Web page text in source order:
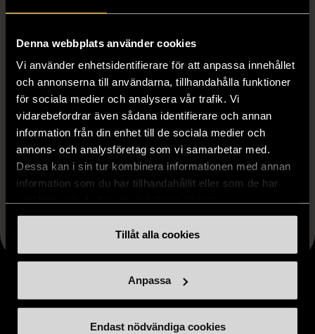
Denna webbplats använder cookies
Vi använder enhetsidentifierare för att anpassa innehållet
och annonserna till användarna, tillhandahålla funktioner
för sociala medier och analysera vår trafik. Vi
vidarebefordrar även sådana identifierare och annan
information från din enhet till de sociala medier och
annons- och analysföretag som vi samarbetar med.
Dessa kan i sin tur kombinera informationen med annan
information som du har tillhandahållit eller som de har
Tillåt alla cookies
Anpassa
Endast nödvändiga cookies
Fri frakt på alla köp över 990 kr.
14 dagars ångerrät.
FRÅN SAMMA VARUMÄRKE
Hitta produkter från samma varumärke